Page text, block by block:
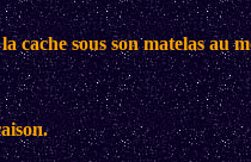
cache sous son matelas au